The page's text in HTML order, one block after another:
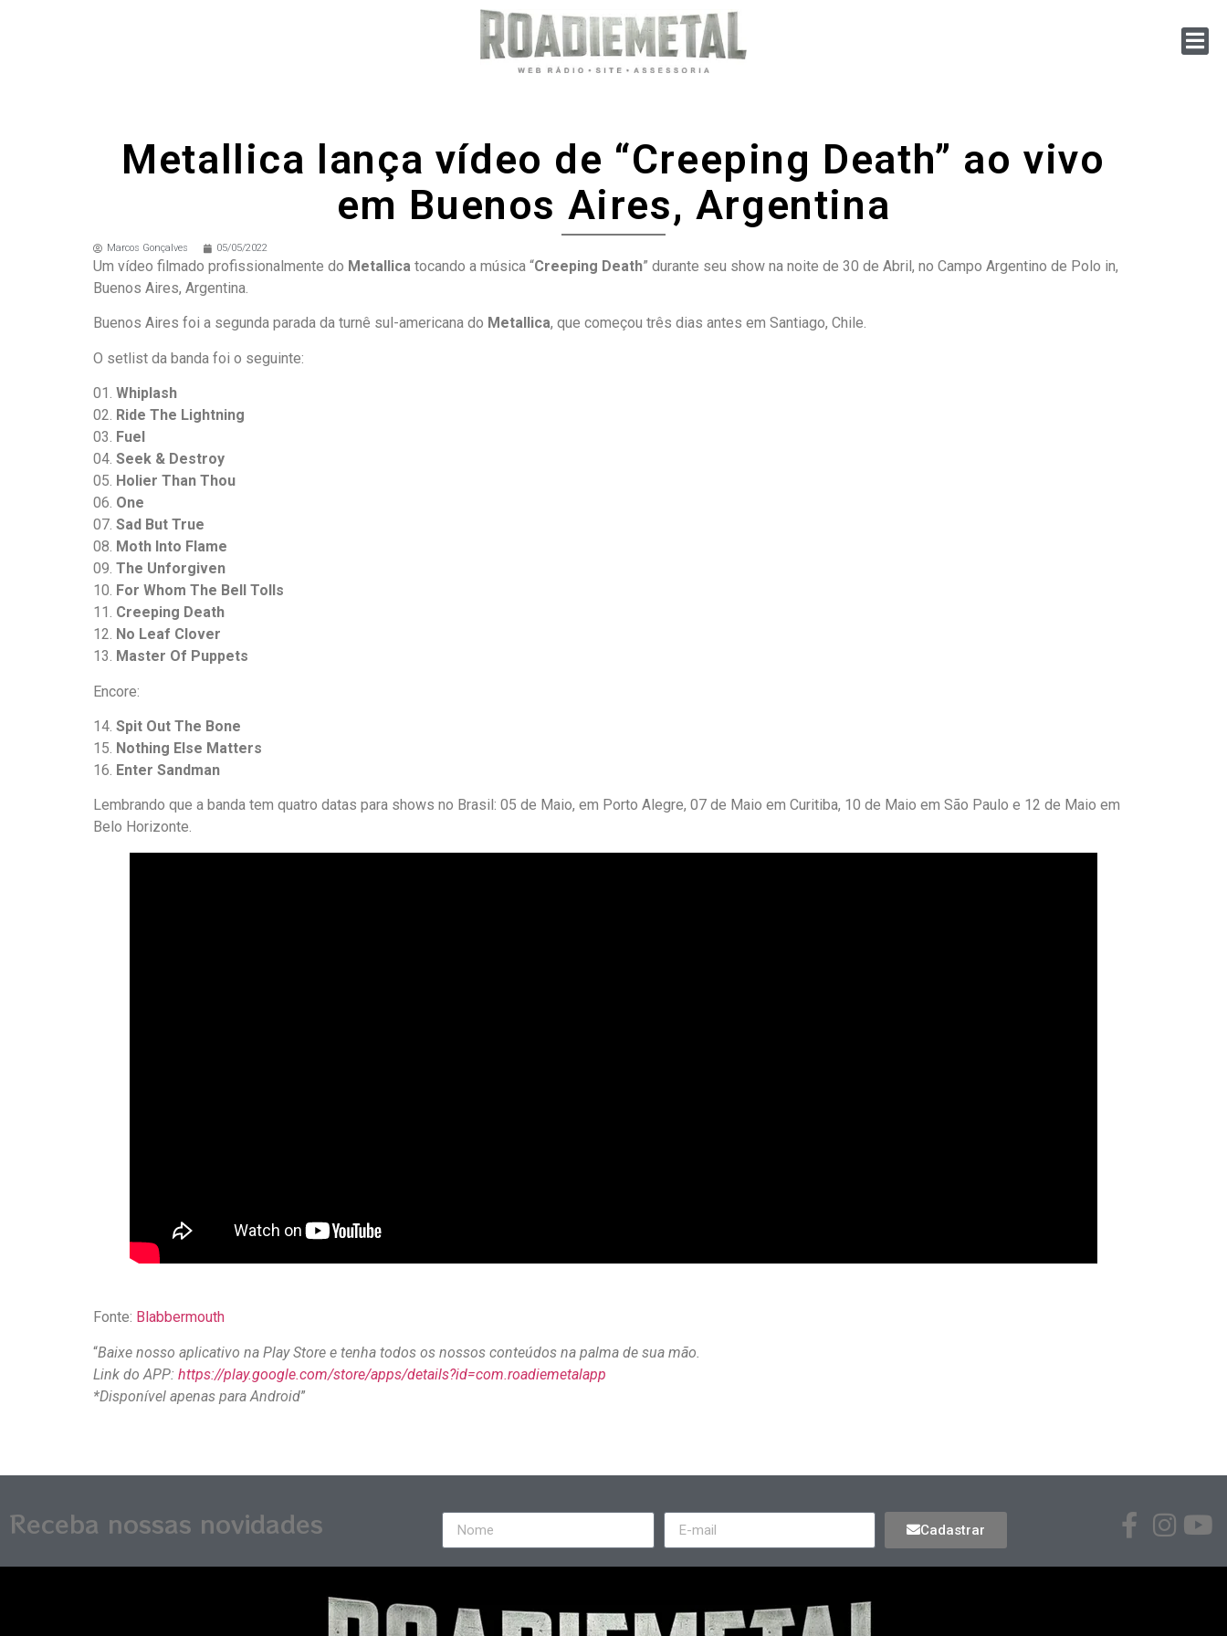
Metallica lança vídeo de “Creeping Death” ao vivo
em Buenos Aires, Argentina
Marcos Gonçalves 05/05/2022
Um vídeo filmado profissionalmente do Metallica tocando a música “Creeping Death” durante seu show na noite de 30 de Abril, no Campo Argentino de Polo in,
Buenos Aires, Argentina.
Buenos Aires foi a segunda parada da turnê sul-americana do Metallica, que começou três dias antes em Santiago, Chile.
O setlist da banda foi o seguinte:
01. Whiplash
02. Ride The Lightning
03. Fuel
04. Seek & Destroy
05. Holier Than Thou
06. One
07. Sad But True
08. Moth Into Flame
09. The Unforgiven
10. For Whom The Bell Tolls
11. Creeping Death
12. No Leaf Clover
13. Master Of Puppets
Encore:
14. Spit Out The Bone
15. Nothing Else Matters
16. Enter Sandman
Lembrando que a banda tem quatro datas para shows no Brasil: 05 de Maio, em Porto Alegre, 07 de Maio em Curitiba, 10 de Maio em São Paulo e 12 de Maio em
Belo Horizonte.
Fonte: Blabbermouth
“Baixe nosso aplicativo na Play Store e tenha todos os nossos conteúdos na palma de sua mão.
Link do APP: https://play.google.com/store/apps/details?id=com.roadiemetalapp
*Disponível apenas para Android”
Receba nossas novidades Cadastrar